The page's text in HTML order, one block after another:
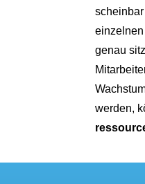
genau
werden,